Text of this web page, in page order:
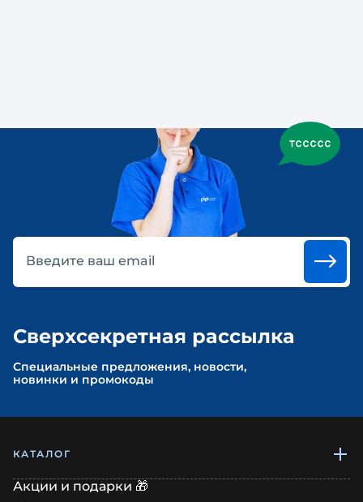
Введите ваш email
Сверхсекретная рассылка
Cпециальные предложения, новости,
новинки и промокоды
КАТАЛОГ
Акции и подарки 🎁